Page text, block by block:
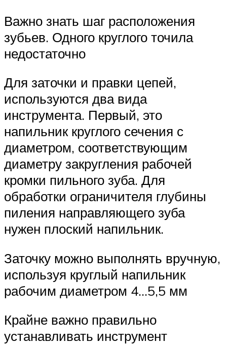
Важно знать шаг расположения
зубьев. Одного круглого точила
недостаточно
Для заточки и правки цепей,
используются два вида
инструмента. Первый, это
напильник круглого сечения с
диаметром, соответствующим
диаметру закругления рабочей
кромки пильного зуба. Для
обработки ограничителя глубины
пиления направляющего зуба
нужен плоский напильник.
Заточку можно выполнять вручную,
используя круглый напильник
рабочим диаметром 4…5,5 мм
Крайне важно правильно
устанавливать инструмент